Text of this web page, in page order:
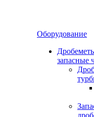
Оборудование
запасные